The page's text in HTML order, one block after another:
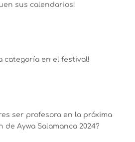
sus calendarios!
categoría en el festival!
ser profesora en la próxima
de Aywa Salamanca 2024?